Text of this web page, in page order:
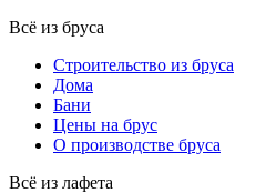
Всё из бруса
Строительство из бруса
Дома
Бани
Цены на брус
О производстве бруса
Всё из лафета